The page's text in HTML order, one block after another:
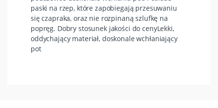
paski na rzep, które zapobiegają przesuwaniu
się czapraka, oraz nie rozpinaną szlufkę na
popręg. Dobry stosunek jakości do cenyLekki,
oddychający materiał, doskonale wchłaniający
pot